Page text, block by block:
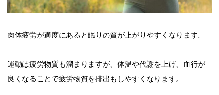
肉体疲労が適度にあると眠りの質が上がりやすくなります。
運動は疲労物質も溜まりますが、体温や代謝を上げ、血行が
良くなることで疲労物質を排出もしやすくなります。